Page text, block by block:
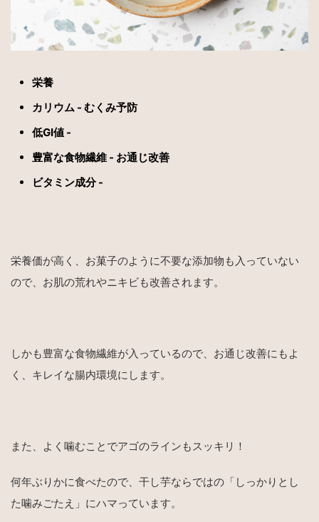
栄養
カリウム - むくみ予防
低GI値 -
豊富な食物繊維 - お通じ改善
ビタミン成分 -
栄養価が高く、お菓子のように不要な添加物も入っていない
ので、お肌の荒れやニキビも改善されます。
しかも豊富な食物繊維が入っているので、お通じ改善にもよ
く、キレイな腸内環境にします。
また、よく噛むことでアゴのラインもスッキリ！
何年ぶりかに食べたので、干し芋ならではの「しっかりとし
た噛みごたえ」にハマっています。